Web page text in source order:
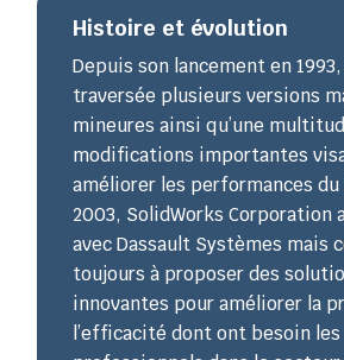
Histoire et évolution
Depuis son lancement en
traversée plusieurs versions
mineures ainsi qu’une
modifications importantes
améliorer les performances du
2003, SolidWorks Corporation
avec Dassault Systèmes mais
toujours à proposer des
innovantes pour améliorer la
l’efficacité dont ont besoin les